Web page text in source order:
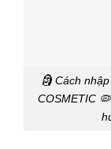
🗿 Cách
COSMETIC